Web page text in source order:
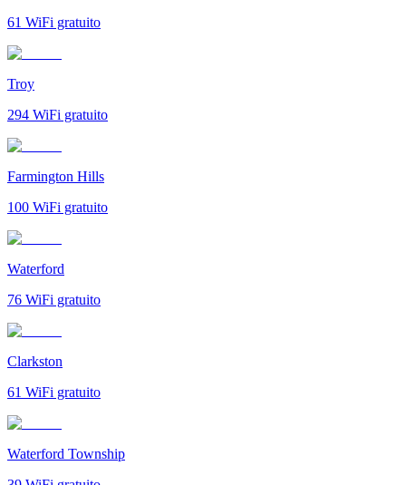
61 WiFi gratuito
Troy
294 WiFi gratuito
Farmington Hills
100 WiFi gratuito
Waterford
76 WiFi gratuito
Clarkston
61 WiFi gratuito
Waterford Township